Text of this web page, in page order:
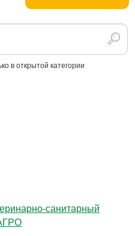
в открытой категории
санитарный